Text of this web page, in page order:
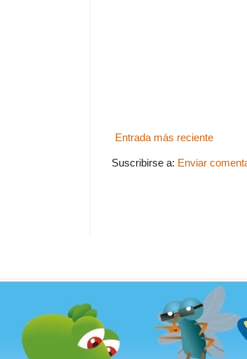
Entrada más reciente
Suscribirse a: Enviar